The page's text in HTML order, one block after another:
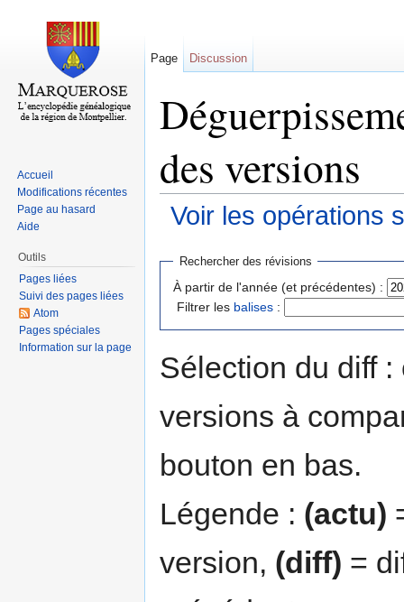
des versions
Voir les opérations
Rechercher des révisions
À partir de l'année (et précédentes) :
Filtrer les balises :
Sélection du diff
versions à
bouton en bas.
Légende : (actu)
version, (diff) =
Page Discussion
Accueil
Modifications récentes
Page au hasard
Aide
Outils
Pages liées
Suivi des pages liées
Atom
Pages spéciales
Information sur la page